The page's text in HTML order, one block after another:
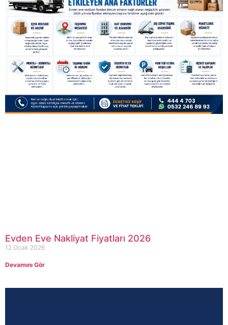
Evden Eve Nakliyat Fiyatları 2026
12 Ocak 2026
Devamını Gör